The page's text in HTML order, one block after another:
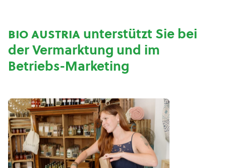
bio austriaunterstützt Sie bei
der Vermarktung und im
Betriebs-Marketing